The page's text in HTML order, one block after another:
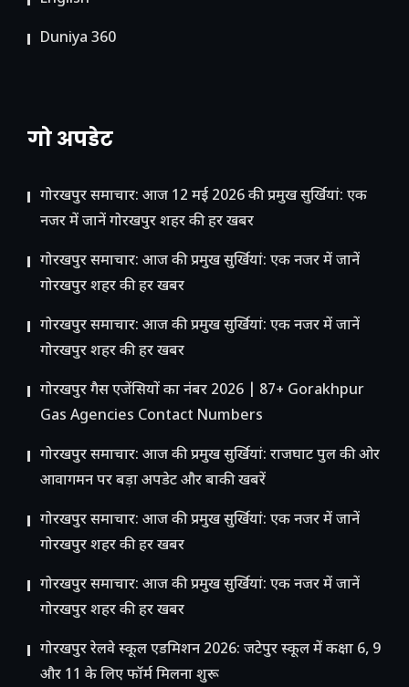
Duniya 360
गो अपडेट
गोरखपुर समाचार: आज 12 मई 2026 की प्रमुख सुर्खियां: एक
नजर में जानें गोरखपुर शहर की हर खबर
गोरखपुर समाचार: आज की प्रमुख सुर्खियां: एक नजर में जानें
गोरखपुर शहर की हर खबर
गोरखपुर समाचार: आज की प्रमुख सुर्खियां: एक नजर में जानें
गोरखपुर शहर की हर खबर
गोरखपुर गैस एजेंसियों का नंबर 2026 | 87+ Gorakhpur
Gas Agencies Contact Numbers
गोरखपुर समाचार: आज की प्रमुख सुर्खियां: राजघाट पुल की ओर
आवागमन पर बड़ा अपडेट और बाकी खबरें
गोरखपुर समाचार: आज की प्रमुख सुर्खियां: एक नजर में जानें
गोरखपुर शहर की हर खबर
गोरखपुर समाचार: आज की प्रमुख सुर्खियां: एक नजर में जानें
गोरखपुर शहर की हर खबर
गोरखपुर रेलवे स्कूल एडमिशन 2026: जटेपुर स्कूल में कक्षा 6, 9
और 11 के लिए फॉर्म मिलना शुरू